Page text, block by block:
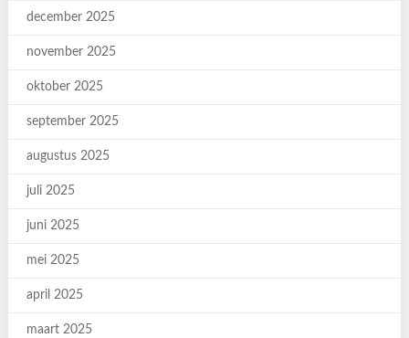
december 2025
november 2025
oktober 2025
september 2025
augustus 2025
juli 2025
juni 2025
mei 2025
april 2025
maart 2025